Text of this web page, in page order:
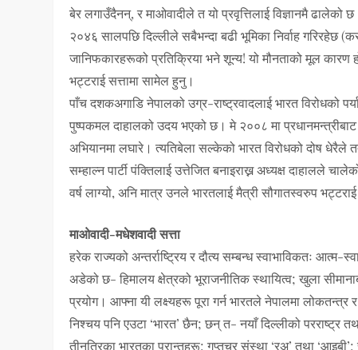
बेर लगाउँदैनन्, र माओवादीले त यो प्रवृत्तिलाई विज्ञानमै
२०४६ सालपछि दिल्लीले सबैभन्दा बढी भूमिका निर्वाह गरिरहेछ
जानिफकारहरूको प्रतिक्रिया भने शून्य! यो मौनताको मूल कारण
भट्टराई सत्तामा सामेल हुनु।
पाँच दशकअगाडि नेपालको उग्र-राष्ट्रवादलाई भारत विरोधको
पुष्पकमल दाहालको उदय भएको छ। मे २००८ मा प्रधानमन्त्रीबाट
अभियानमा लघारे। त्यतिबेला सल्केको भारत विरोधको दोष
सम्हाल्न पार्टी पंक्तिलाई उत्तेजित बनाइराख्न अध्यक्ष दाहालले
वर्ष लाग्यो, अनि मात्र उनले भारतलाई मैत्री सौगातस्वरुप
माओवादी-मधेशवादी सत्ता
हरेक राज्यको अन्तर्राष्ट्रिय र दौत्य सम्बन्ध स्वाभाविकतः आत्म-
अडेको छ- हिमालय क्षेत्रको भूराजनीतिक स्थायित्व; खुला
प्रयोग। आफ्ना यी लक्ष्यहरू पूरा गर्न भारतले नेपालमा लोकतन्त्र र
निश्चय पनि एउटा ‘भारत’ छैन; छन् त- नयाँ दिल्लीको परराष्ट्र
तीनतिरका भारतका प्रान्तहरू; गुप्तचर संस्था ‘रअ’ तथा ‘आइबी’;